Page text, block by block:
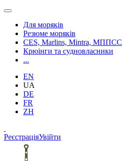
Для моряків
Резюме моряків
CES, Marlins, Mintra, МППСС
Крюінги та судновласники
...
EN
UA
DE
FR
ZH
РеєстраціяУвійти